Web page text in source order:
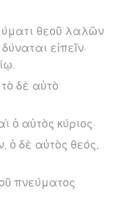
θεοῦ λαλῶν
εἰπεῖν·
δὲ αὐτὸ
ὁ αὐτὸς κύριος·
ὁ δὲ αὐτὸς θεός,
πνεύματος